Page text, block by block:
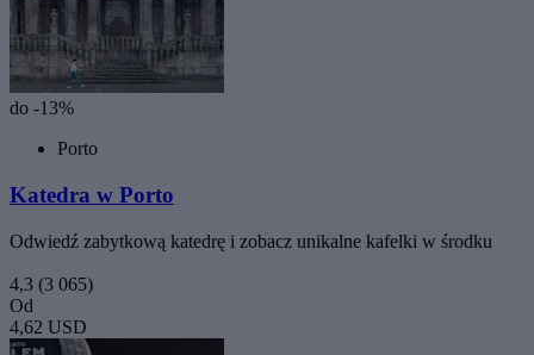
do -13%
Porto
Katedra w Porto
Odwiedź zabytkową katedrę i zobacz unikalne kafelki w środku
4,3 (3 065)
Od
4,62 USD